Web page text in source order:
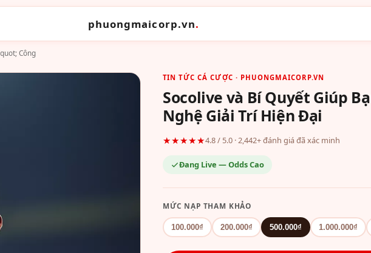
phuongmaicorp.vn.
Công
TIN TỨC CÁ CƯỢC · PHUONGMAICORP.VN
Socolive và Bí Quyết Giúp
Nghệ Giải Trí Hiện Đại
★★★★★4.8 / 5.0 · 2,442+ đánh giá đã xác minh
Đang Live — Odds Cao
MỨC NẠP THAM KHẢO
100.000₫ 200.000₫ 500.000₫ 1.000.000₫